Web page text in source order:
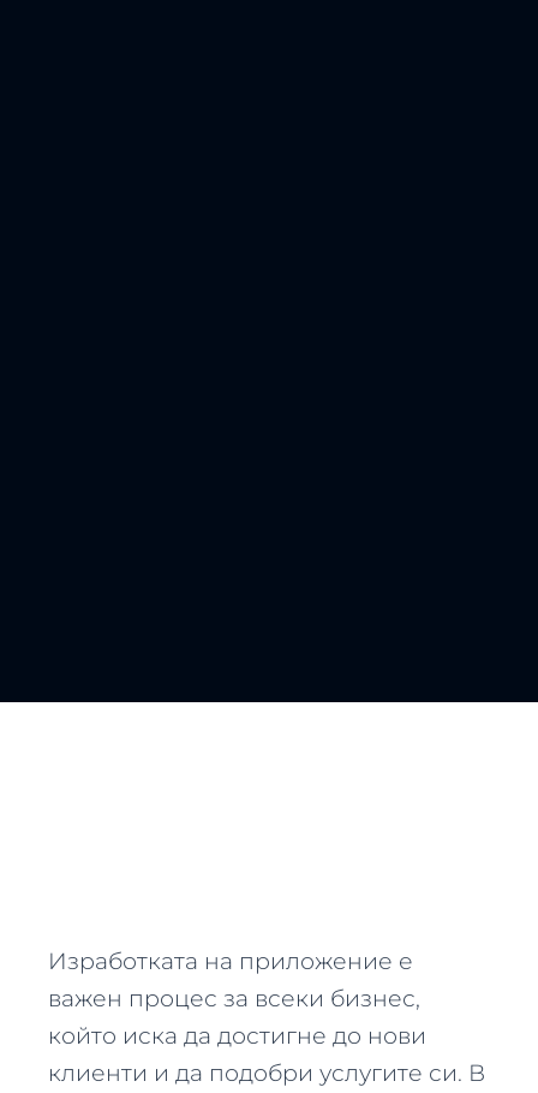
Изработката на приложение е
важен процес за всеки бизнес,
който иска да достигне до нови
клиенти и да подобри услугите си. В